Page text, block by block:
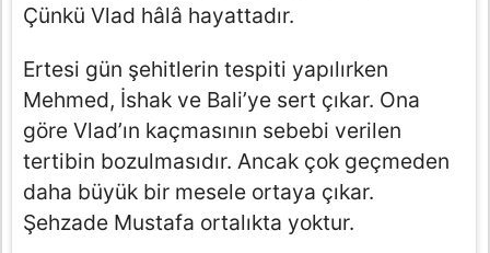
Çünkü Vlad hâlâ hayattadır.
Ertesi gün şehitlerin tespiti yapılırken
Mehmed, İshak ve Bali’ye sert çıkar. Ona
göre Vlad’ın kaçmasının sebebi verilen
tertibin bozulmasıdır. Ancak çok geçmeden
daha büyük bir mesele ortaya çıkar.
Şehzade Mustafa ortalıkta yoktur.